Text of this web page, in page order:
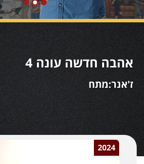
אהבה חדשה עונה 4
ז'אנר:מתח
2024